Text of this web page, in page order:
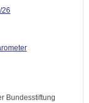
26
Bundesstiftung